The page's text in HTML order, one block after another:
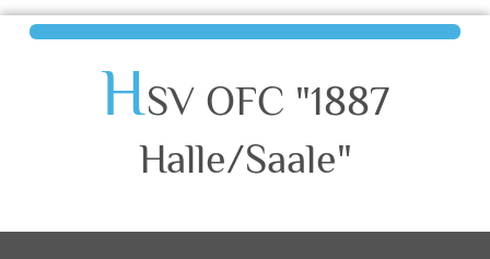
HSV OFC "1887
Halle/Saale"